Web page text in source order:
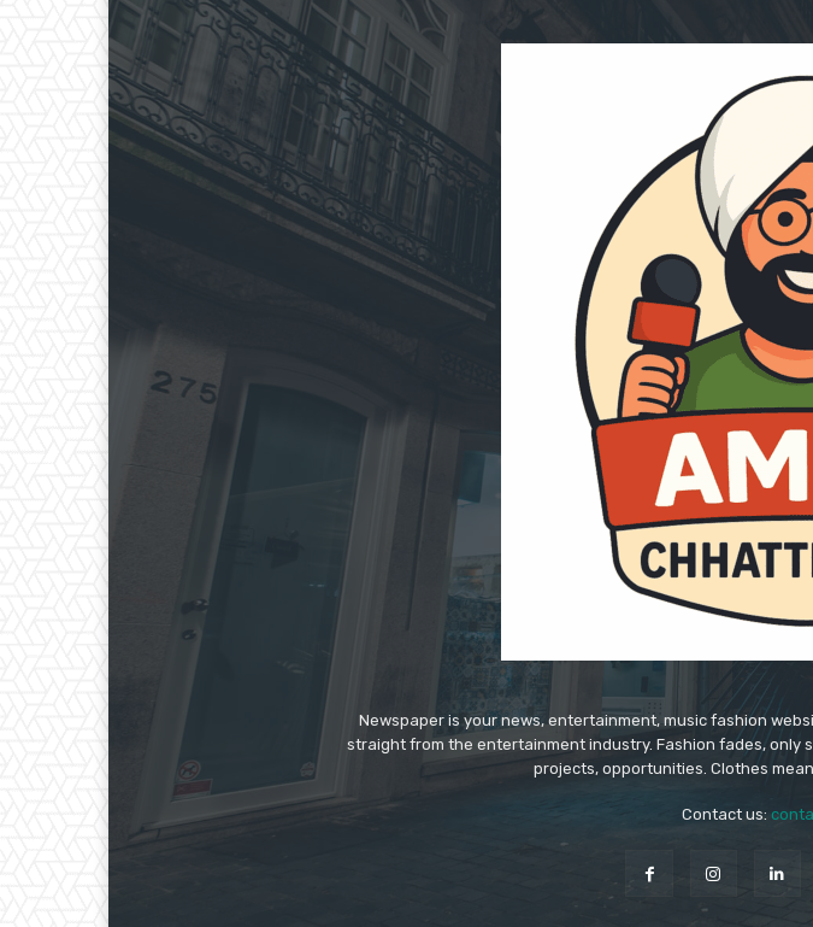
Newspaper is your news, entertainment, music fashion
straight from the entertainment industry. Fashion fades, only
projects, opportunities. Clothes
Contact us: